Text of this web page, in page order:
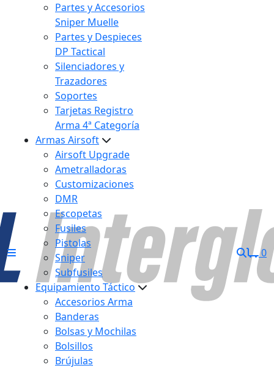
Partes y Accesorios
Sniper Muelle
Partes y Despieces
DP Tactical
Silenciadores y
Trazadores
Soportes
Tarjetas Registro
Arma 4ª Categoría
Armas Airsoft
Airsoft Upgrade
Ametralladoras
Customizaciones
DMR
Escopetas
Fusiles
Pistolas
Sniper
Subfusiles
Equipamiento Táctico
Accesorios Arma
Banderas
Bolsas y Mochilas
Bolsillos
Brújulas
0